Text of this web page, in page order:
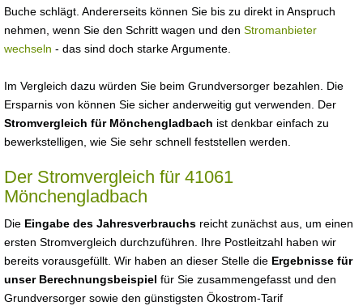
Buche schlägt. Andererseits können Sie bis zu direkt in Anspruch
nehmen, wenn Sie den Schritt wagen und den Stromanbieter
wechseln - das sind doch starke Argumente.
Im Vergleich dazu würden Sie beim Grundversorger bezahlen. Die
Ersparnis von können Sie sicher anderweitig gut verwenden. Der
Stromvergleich für Mönchengladbach ist denkbar einfach zu
bewerkstelligen, wie Sie sehr schnell feststellen werden.
Der Stromvergleich für 41061
Mönchengladbach
Die Eingabe des Jahresverbrauchs reicht zunächst aus, um einen
ersten Stromvergleich durchzuführen. Ihre Postleitzahl haben wir
bereits vorausgefüllt. Wir haben an dieser Stelle die Ergebnisse für
unser Berechnungsbeispiel für Sie zusammengefasst und den
Grundversorger sowie den günstigsten Ökostrom-Tarif